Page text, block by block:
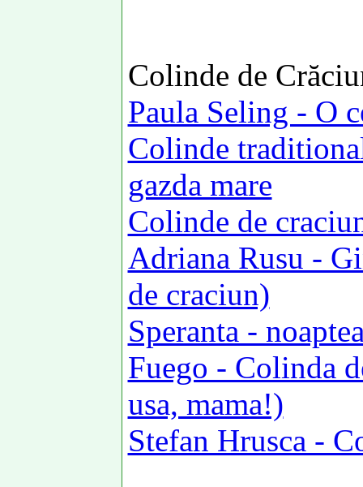
Colinde de
Paula Seling - O
Colinde
gazda mare
Colinde de
Adriana Rusu -
de craciun)
Speranta -
Fuego - Colinda
usa, mama!)
Stefan Hrusca -